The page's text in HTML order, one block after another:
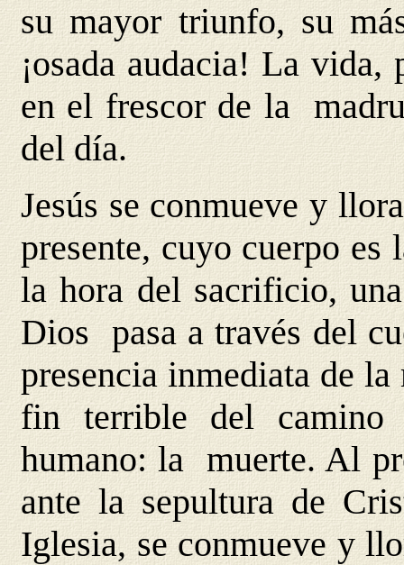
su mayor triunfo, su
¡osada audacia! La vida,
en el frescor de la
del día.
Jesús se conmueve y
presente, cuyo cuerpo
la hora del sacrificio,
Dios pasa a través del
presencia inmediata de
fin terrible del camino
humano: la muerte. Al
ante la sepultura de
Iglesia, se conmueve y